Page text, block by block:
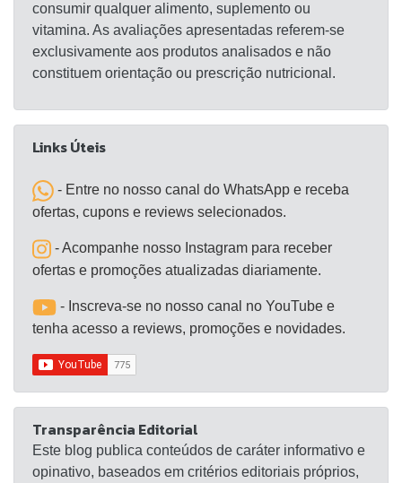
consumir qualquer alimento, suplemento ou
vitamina. As avaliações apresentadas referem-se
exclusivamente aos produtos analisados e não
constituem orientação ou prescrição nutricional.
Links Úteis
- Entre no nosso canal do WhatsApp e receba
ofertas, cupons e reviews selecionados.
- Acompanhe nosso Instagram para receber
ofertas e promoções atualizadas diariamente.
- Inscreva-se no nosso canal no YouTube e
tenha acesso a reviews, promoções e novidades.
Transparência Editorial
Este blog publica conteúdos de caráter informativo e
opinativo, baseados em critérios editoriais próprios,